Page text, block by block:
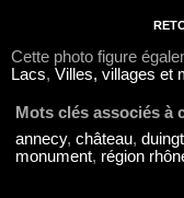
Cette photo figure
Lacs, Villes, villages et
Mots clés associés à
annecy, château, duingt
monument, région